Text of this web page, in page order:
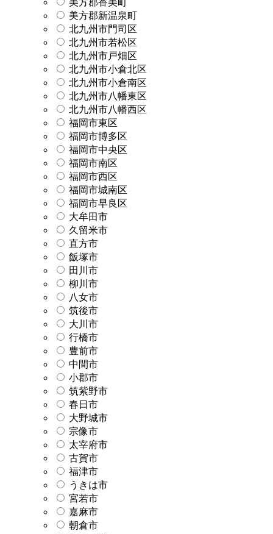
美方郡新温泉町
北九州市門司区
北九州市若松区
北九州市戸畑区
北九州市小倉北区
北九州市小倉南区
北九州市八幡東区
北九州市八幡西区
福岡市東区
福岡市博多区
福岡市中央区
福岡市南区
福岡市西区
福岡市城南区
福岡市早良区
大牟田市
久留米市
直方市
飯塚市
田川市
柳川市
八女市
筑後市
大川市
行橋市
豊前市
中間市
小郡市
筑紫野市
春日市
大野城市
宗像市
太宰府市
古賀市
福津市
うきは市
宮若市
嘉麻市
朝倉市